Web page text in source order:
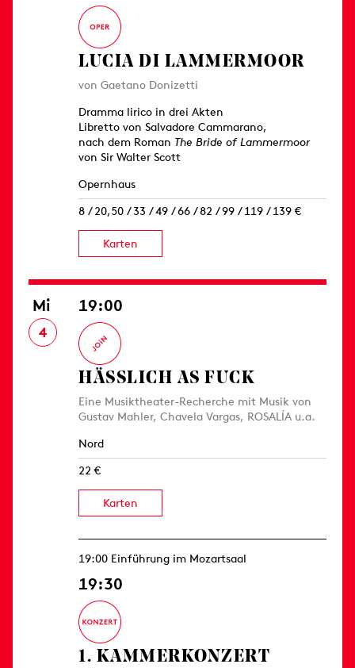
LUCIA DI LAMMERMOOR
von Gaetano Donizetti
Dramma lirico in drei Akten
Libretto von Salvadore Cammarano,
nach dem Roman The Bride of Lammermoor
von Sir Walter Scott
Opernhaus
8 / 20,50 / 33 / 49 / 66 / 82 / 99 / 119 / 139 €
Karten
Mi
4
19:00
HÄSSLICH AS FUCK
Eine Musiktheater-Recherche mit Musik von
Gustav Mahler, Chavela Vargas, ROSALÍA u.a.
Nord
22 €
Karten
19:00 Einführung im Mozartsaal
19:30
1. KAMMER­KONZERT